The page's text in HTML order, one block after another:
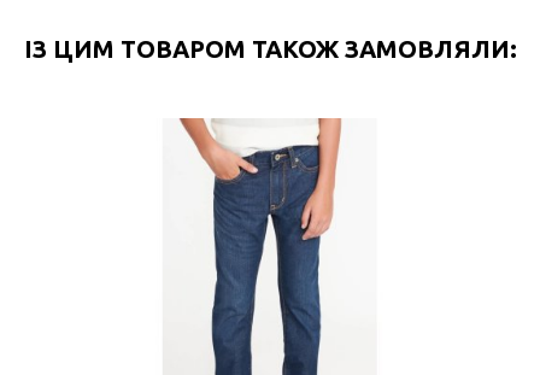
ІЗ ЦИМ ТОВАРОМ ТАКОЖ ЗАМОВЛЯЛИ: